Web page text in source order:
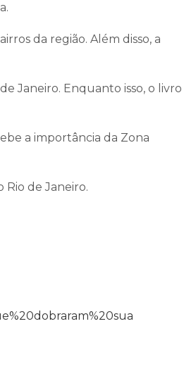
da região. Além disso, a
Janeiro. Enquanto isso, o livro
a importância da Zona
Rio de Janeiro.